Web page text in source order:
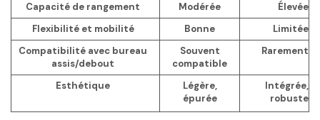
Capacité de rangement
Modérée
Élevée
Flexibilité et mobilité
Bonne
Limitée
Compatibilité avec bureau
assis/debout
Souvent
compatible
Rarement
Esthétique
Légère,
épurée
Intégrée,
robuste